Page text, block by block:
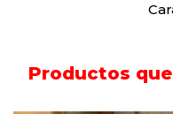
Productos